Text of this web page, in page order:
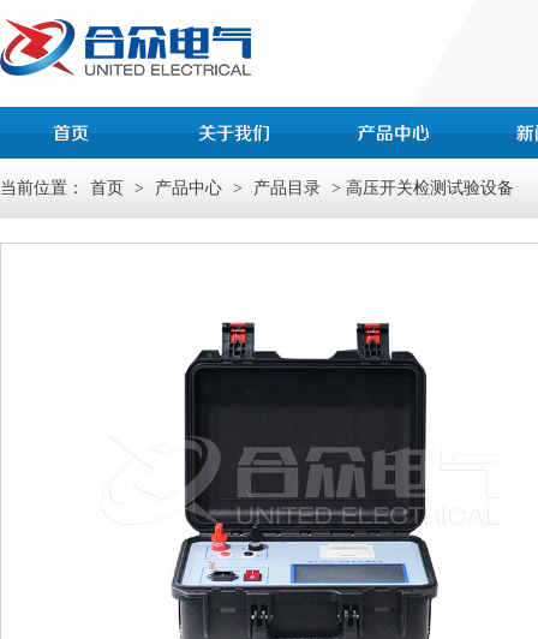
当前位置： 首页 > 产品中心 > 产品目录 > 高压开关检测试验设备